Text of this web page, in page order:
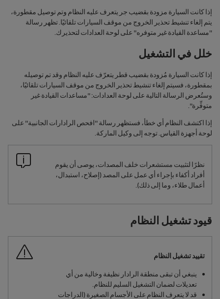
إذا كانت السيارة مزودة بقضيب جر يتعرف عليه النظام وتم توصيل مقطورة،
يتم إلغاء تنشيط تحذير الخروج من موقف السيارات تلقائيًا. تظهر رسالة
"مساعدة القيادة غير متوفره" على لوحة العدادات لتحذيرك.
خلل في التشغيل
إذا كانت ‏‫السيارة مُزودة بقضيب قطر يتعرّف عليه النظام وقد تم توصيله
بمقطورة، فسيتم إلغاء تنشيط ‏‫تحذير الخروج من موقف السيارات تلقائيًا،
وستُعرض الرسالة التالية على لوحة العدادات: "مساعدات القيادة غير
متوفِّرة".
إذا اكتشف النظام أي خطأ، فستظهر رسالة "افحص الرادارات الجانبية" على
لوحة أجهزة القياس. توجه إلى وكيل الماركة.
نظرًا لتثبيت مستشعرات خلف المصدات، يوصى أن يقوم
أفراد أكفاء بإجراء أي عمل على المصد (إصلاح، استبدال،
أعمال طلاء، وما إلى ذلك).
‏‫قيود تشغيل النظام‬
تقييد تشغيل النظام
ينبغي أن تبقى منطقة الرادار نظيفة وخالية من أي
تعديلات لضمان التشغيل السليم للنظام.
قد لا يتعرف النظام على الأجسام الصغيرة (الدراجات